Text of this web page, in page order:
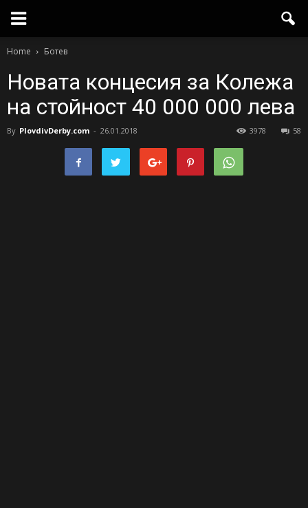
Home Ботев
Новата концесия за Колежа
на стойност 40 000 000 лева
By PlovdivDerby.com - 26.01.2018 58
3978